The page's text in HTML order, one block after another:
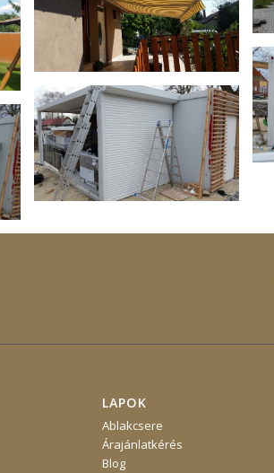
Napellenző
Redőny garázskapu
LAPOK
Ablakcsere
Árajánlatkérés
Blog